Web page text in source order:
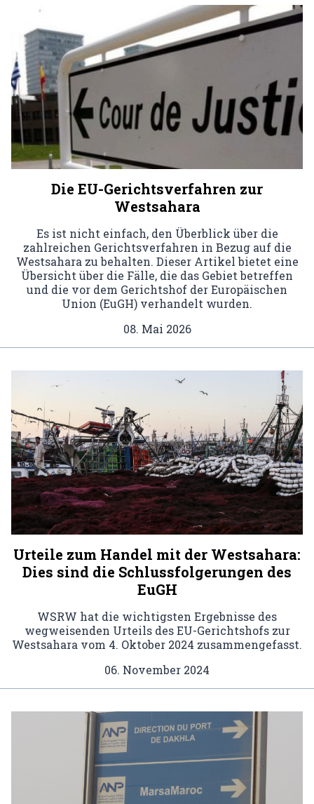
Die EU-Gerichtsverfahren zur
Westsahara
Es ist nicht einfach, den Überblick über die
zahlreichen Gerichtsverfahren in Bezug auf die
Westsahara zu behalten. Dieser Artikel bietet eine
Übersicht über die Fälle, die das Gebiet betreffen
und die vor dem Gerichtshof der Europäischen
Union (EuGH) verhandelt wurden.
08. Mai 2026
Urteile zum Handel mit der Westsahara:
Dies sind die Schlussfolgerungen des
EuGH
WSRW hat die wichtigsten Ergebnisse des
wegweisenden Urteils des EU-Gerichtshofs zur
Westsahara vom 4. Oktober 2024 zusammengefasst.
06. November 2024